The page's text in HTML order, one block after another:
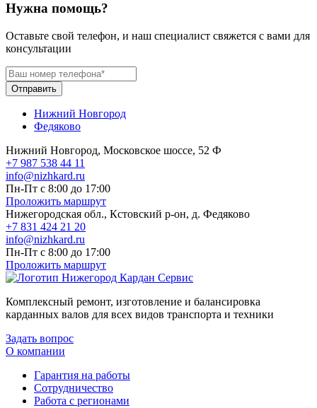
Нужна помощь?
Оставьте свой телефон, и наш специалист свяжется с вами для
консультации
Отправить
Нижний Новгород
Федяково
Нижний Новгород, Московское шоссе, 52 Ф
+7 987 538 44 11
info@nizhkard.ru
Пн-Пт с 8:00 до 17:00
Проложить маршрут
Нижегородская обл., Кстовский р-он, д. Федяково
+7 831 424 21 20
info@nizhkard.ru
Пн-Пт с 8:00 до 17:00
Проложить маршрут
Комплексный ремонт, изготовление и балансировка
карданных валов для всех видов транспорта и техники
Задать вопрос
О компании
Гарантия на работы
Сотрудничество
Работа с регионами